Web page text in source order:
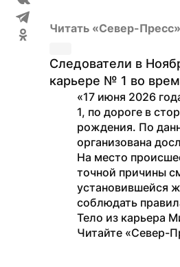
Читать «Север-
Следователи в
карьере № 1 во
«17 июня 2026
1, по дороге в
рождения. По
организована
На место
точной причины
установившейся
соблюдать
Тело из карьера
Читайте «Север-